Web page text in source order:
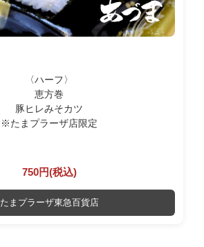
〈ハーフ〉
恵方巻
豚ヒレみそカツ
※たまプラーザ店限定
750円(税込)
たまプラーザ東急百貨店